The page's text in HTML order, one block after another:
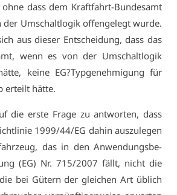
dass dem Kraft­fahrt-Bun­des­amt
der Um­schalt­lo­gik of­fen­ge­legt wur­de.
aus die­ser Ent­schei­dung, dass das
wenn es von der Um­schalt­lo­gik
kei­ne EG?Typ­ge­neh­mi­gung für
er­teilt hät­te.
ers­te Fra­ge zu ant­wor­ten, dass
1999/44/EG da­hin aus­zu­le­gen
das in den An­wen­dungs­be­
(EG) Nr. 715/2007 fällt, nicht die
bei Gü­tern der glei­chen Art üb­lich